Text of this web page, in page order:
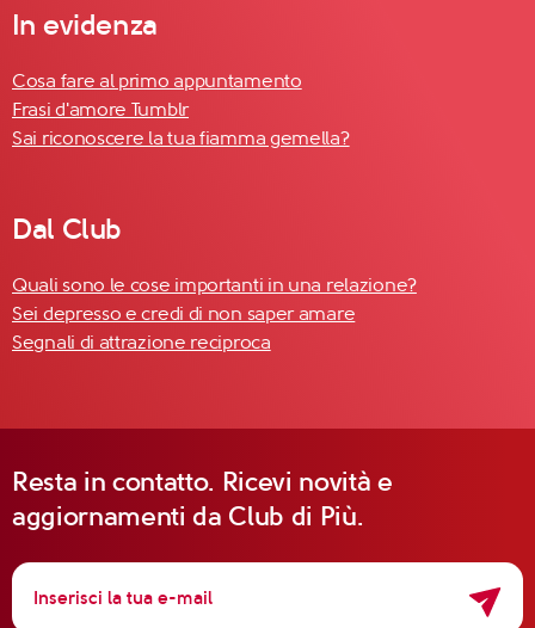
In evidenza
Cosa fare al primo appuntamento
Frasi d'amore Tumblr
Sai riconoscere la tua fiamma gemella?
Dal Club
Quali sono le cose importanti in una relazione?
Sei depresso e credi di non saper amare
Segnali di attrazione reciproca
Resta in contatto. Ricevi novità e
aggiornamenti da Club di Più.